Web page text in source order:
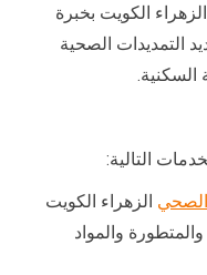
الكويت بخبرة
التمديدات الصحية
السكنية.
التالية:
الزهراء الكويت
والمواد